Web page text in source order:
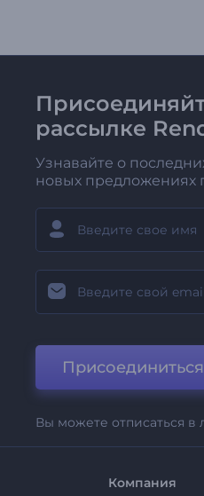
рассылке
Узнавайте о
новых предложениях
Присоединиться
Вы можете отписаться в
Компания